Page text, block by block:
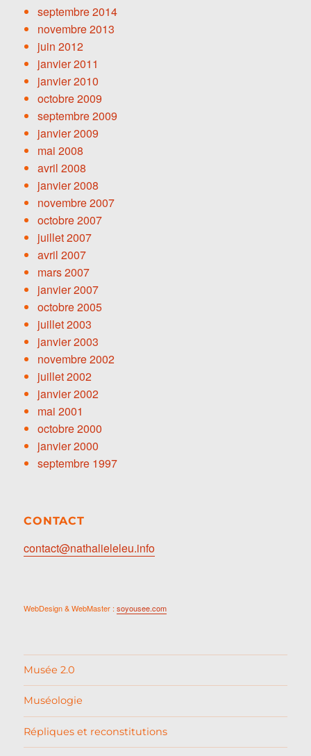
septembre 2014
novembre 2013
juin 2012
janvier 2011
janvier 2010
octobre 2009
septembre 2009
janvier 2009
mai 2008
avril 2008
janvier 2008
novembre 2007
octobre 2007
juillet 2007
avril 2007
mars 2007
janvier 2007
octobre 2005
juillet 2003
janvier 2003
novembre 2002
juillet 2002
janvier 2002
mai 2001
octobre 2000
janvier 2000
septembre 1997
CONTACT
contact@nathalieleleu.info
WebDesign & WebMaster :soyousee.com
Musée 2.0
Muséologie
Répliques et reconstitutions